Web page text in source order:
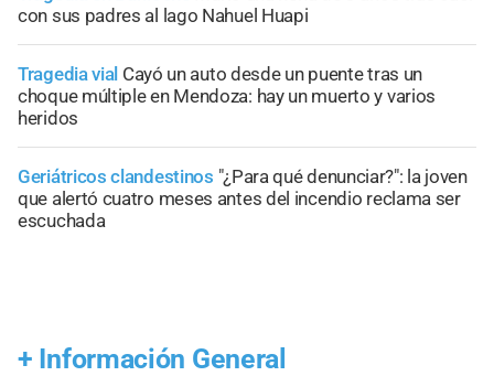
con sus padres al lago Nahuel Huapi
Tragedia vial Cayó un auto desde un puente tras un
choque múltiple en Mendoza: hay un muerto y varios
heridos
Geriátricos clandestinos "¿Para qué denunciar?": la joven
que alertó cuatro meses antes del incendio reclama ser
escuchada
+ Información General